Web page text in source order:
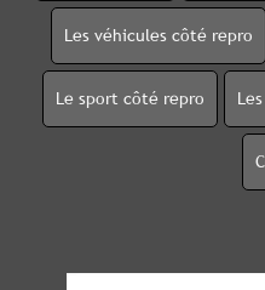
Les véhicules côté repro
Le sport côté repro